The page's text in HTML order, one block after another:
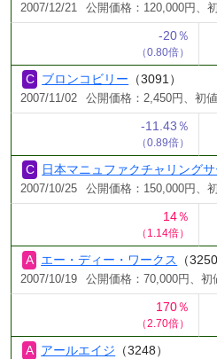
2007/12/21 公開価格：120,000円、
-20％
（0.80倍）
ブロンコビリー （3091）
2007/11/02 公開価格：2,450円、初
-11.43％
（0.89倍）
日本マニュファクチャリングサ
2007/10/25 公開価格：150,000円、
14％
（1.14倍）
エー・ディー・ワークス （3250
2007/10/19 公開価格：70,000円、初
170％
（2.70倍）
アールエイジ （3248）